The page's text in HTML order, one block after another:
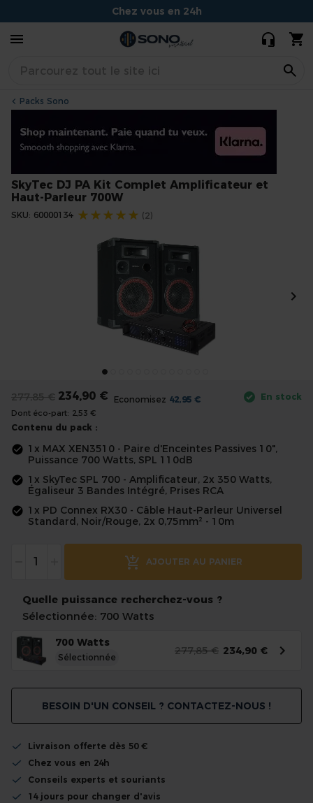
Conseils experts et souriants
Situé à Dijon
Packs Sono
et Haut-
Parleur 700W
SkyTec DJ PA Kit Complet Amplificateur et
Haut-Parleur 700W
SKU 60000134 Évaluation: (2)
234,90 €
277,85 € Economisez 42,95 €
Dont éco-part: 2,53 €
Contenu du pack :
1x MAX XEN3510 - Paire d'Enceintes Passives 10",
Puissance 700 Watts, SPL 110dB
1x SkyTec SPL 700 - Amplificateur, 2x 350 Watts,
Égaliseur 3 Bandes Intégré, Prises RCA
1x PD Connex RX30 - Câble Haut-Parleur Universel
Standard, Noir/Rouge, 2x 0,75mm² - 10m
AJOUTER AU PANIER
En stock
Quelle puissance recherchez-vous ?
Sélectionnée: 700 Watts
700 Watts
Sélectionnée
234,90 €
277,85 €
BESOIN D'UN CONSEIL ? CONTACTEZ-NOUS !
Livraison offerte dès 50 €
Chez vous en 24h
Conseils experts et souriants
14 jours pour changer d'avis
the
beginning
of
the
images
gallery